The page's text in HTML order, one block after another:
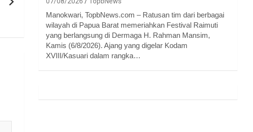
Manokwari, TopbNews.com – Ratusan tim dari berbagai
wilayah di Papua Barat memeriahkan Festival Raimuti
yang berlangsung di Dermaga H. Rahman Mansim,
Kamis (6/8/2026). Ajang yang digelar Kodam
XVIII/Kasuari dalam rangka…